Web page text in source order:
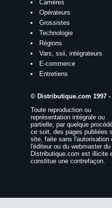
Carrières
Opérateurs
Grossistes
Technologie
Régions
Vars, ssii, intégrateurs
E-commerce
Entretiens
© Distributique.com 1997 -
Toute reproduction ou
représentation intégrale ou
partielle, par quelque
ce soit, des pages publiées
site, faite sans l'autorisation
l'éditeur ou du webmaster
Distributique.com est illicite
constitue une contrefaçon.